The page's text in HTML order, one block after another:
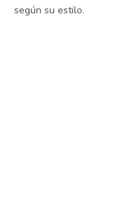
según su estilo.